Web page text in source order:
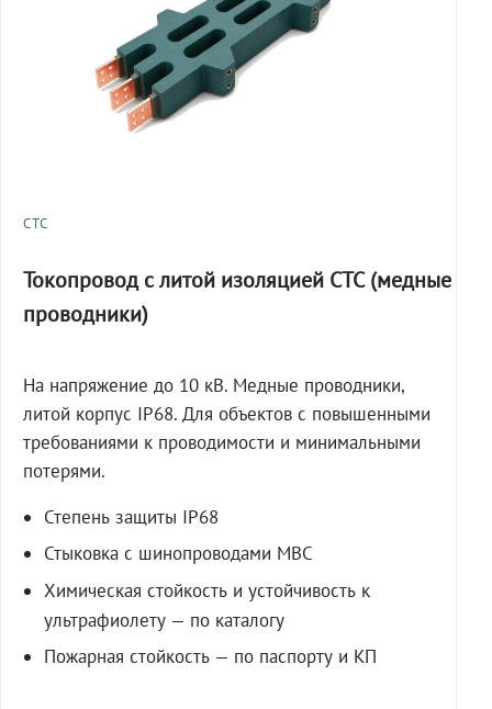
СТС
Токопровод с литой изоляцией СТС (медные
проводники)
На напряжение до 10 кВ. Медные проводники,
литой корпус IP68. Для объектов с повышенными
требованиями к проводимости и минимальными
потерями.
Степень защиты IP68
Стыковка с шинопроводами МВС
Химическая стойкость и устойчивость к
ультрафиолету — по каталогу
Пожарная стойкость — по паспорту и КП